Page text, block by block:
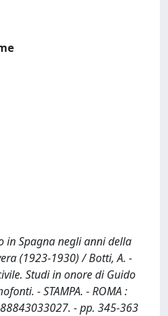
in Spagna negli anni della
(1923-1930) / Botti, A. -
Studi in onore di Guido
- STAMPA. - ROMA :
- pp. 345-363